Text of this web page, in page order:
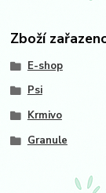
Zboží
E-shop
Psi
Krmivo
Granule